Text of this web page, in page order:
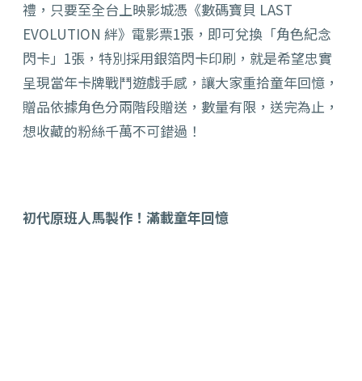
禮，只要至全台上映影城憑《數碼寶貝 LAST
EVOLUTION 絆》電影票1張，即可兌換「角色紀念
閃卡」1張，特別採用銀箔閃卡印刷，就是希望忠實
呈現當年卡牌戰鬥遊戲手感，讓大家重拾童年回憶，
贈品依據角色分兩階段贈送，數量有限，送完為止，
想收藏的粉絲千萬不可錯過！
初代原班人馬製作！滿載童年回憶